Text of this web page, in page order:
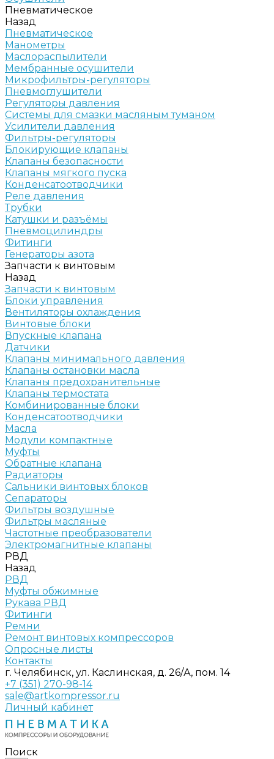
Пневматическое
Назад
Пневматическое
Манометры
Маслораспылители
Мембранные осушители
Микрофильтры-регуляторы
Пневмоглушители
Регуляторы давления
Системы для смазки масляным туманом
Усилители давления
Фильтры-регуляторы
Блокирующие клапаны
Клапаны безопасности
Клапаны мягкого пуска
Конденсатоотводчики
Реле давления
Трубки
Катушки и разъёмы
Пневмоцилиндры
Фитинги
Генераторы азота
Запчасти к винтовым
Назад
Запчасти к винтовым
Блоки управления
Вентиляторы охлаждения
Винтовые блоки
Впускные клапана
Датчики
Клапаны минимального давления
Клапаны остановки масла
Клапаны предохранительные
Клапаны термостата
Комбинированные блоки
Конденсатоотводчики
Масла
Модули компактные
Муфты
Обратные клапана
Радиаторы
Сальники винтовых блоков
Сепараторы
Фильтры воздушные
Фильтры масляные
Частотные преобразователи
Электромагнитные клапаны
РВД
Назад
РВД
Муфты обжимные
Рукава РВД
Фитинги
Ремни
Ремонт винтовых компрессоров
Опросные листы
Контакты
г. Челябинск, ул. Каслинская, д. 26/А, пом. 14
+7 (351) 270-98-14
sale@artkompressor.ru
Личный кабинет
Поиск